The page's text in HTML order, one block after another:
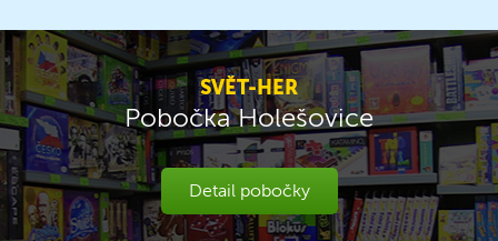
SVĚT-HER
Pobočka Holešovice
Detail pobočky